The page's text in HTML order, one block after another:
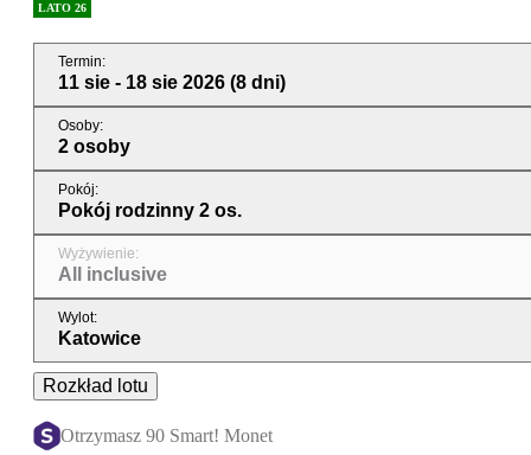
LATO 26
Termin:
11 sie - 18 sie 2026 (8 dni)
Osoby:
2 osoby
Pokój:
Pokój rodzinny 2 os.
Wyżywienie:
All inclusive
Wylot:
Katowice
Rozkład lotu
Otrzymasz 90 Smart! Monet